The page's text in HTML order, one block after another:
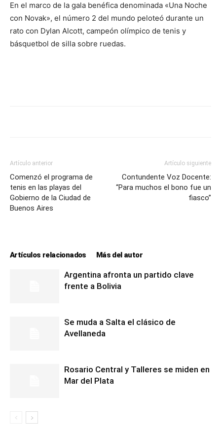
DIGITAL
se
ve…
En el marco de la gala benéfica denominada «Una Noche
con Novak», el número 2 del mundo peloteó durante un
rato con Dylan Alcott, campeón olímpico de tenis y
básquetbol de silla sobre ruedas.
Artículo anterior
Comenzó el programa de
tenis en las playas del
Gobierno de la Ciudad de
Buenos Aires
Artículo siguiente
Contundente Voz Docente:
“Para muchos el bono fue un
fiasco”
Artículos relacionados Más del autor
Argentina afronta un partido clave
frente a Bolivia
Se muda a Salta el clásico de
Avellaneda
Rosario Central y Talleres se miden en
Mar del Plata